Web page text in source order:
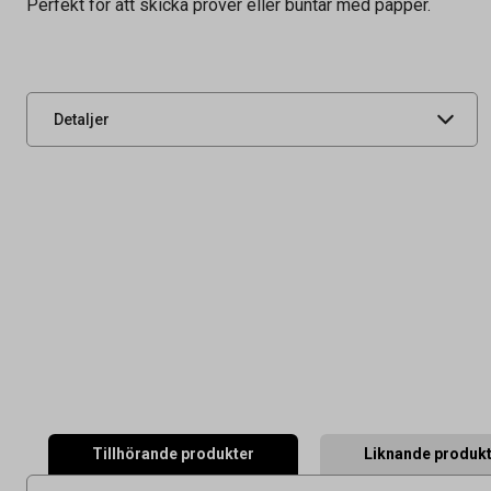
Perfekt för att skicka prover eller buntar med papper.
Detaljer
Tidigare artikelnummer 83610300
UNSPSC 44121503
Tillhörande produkter Liknande